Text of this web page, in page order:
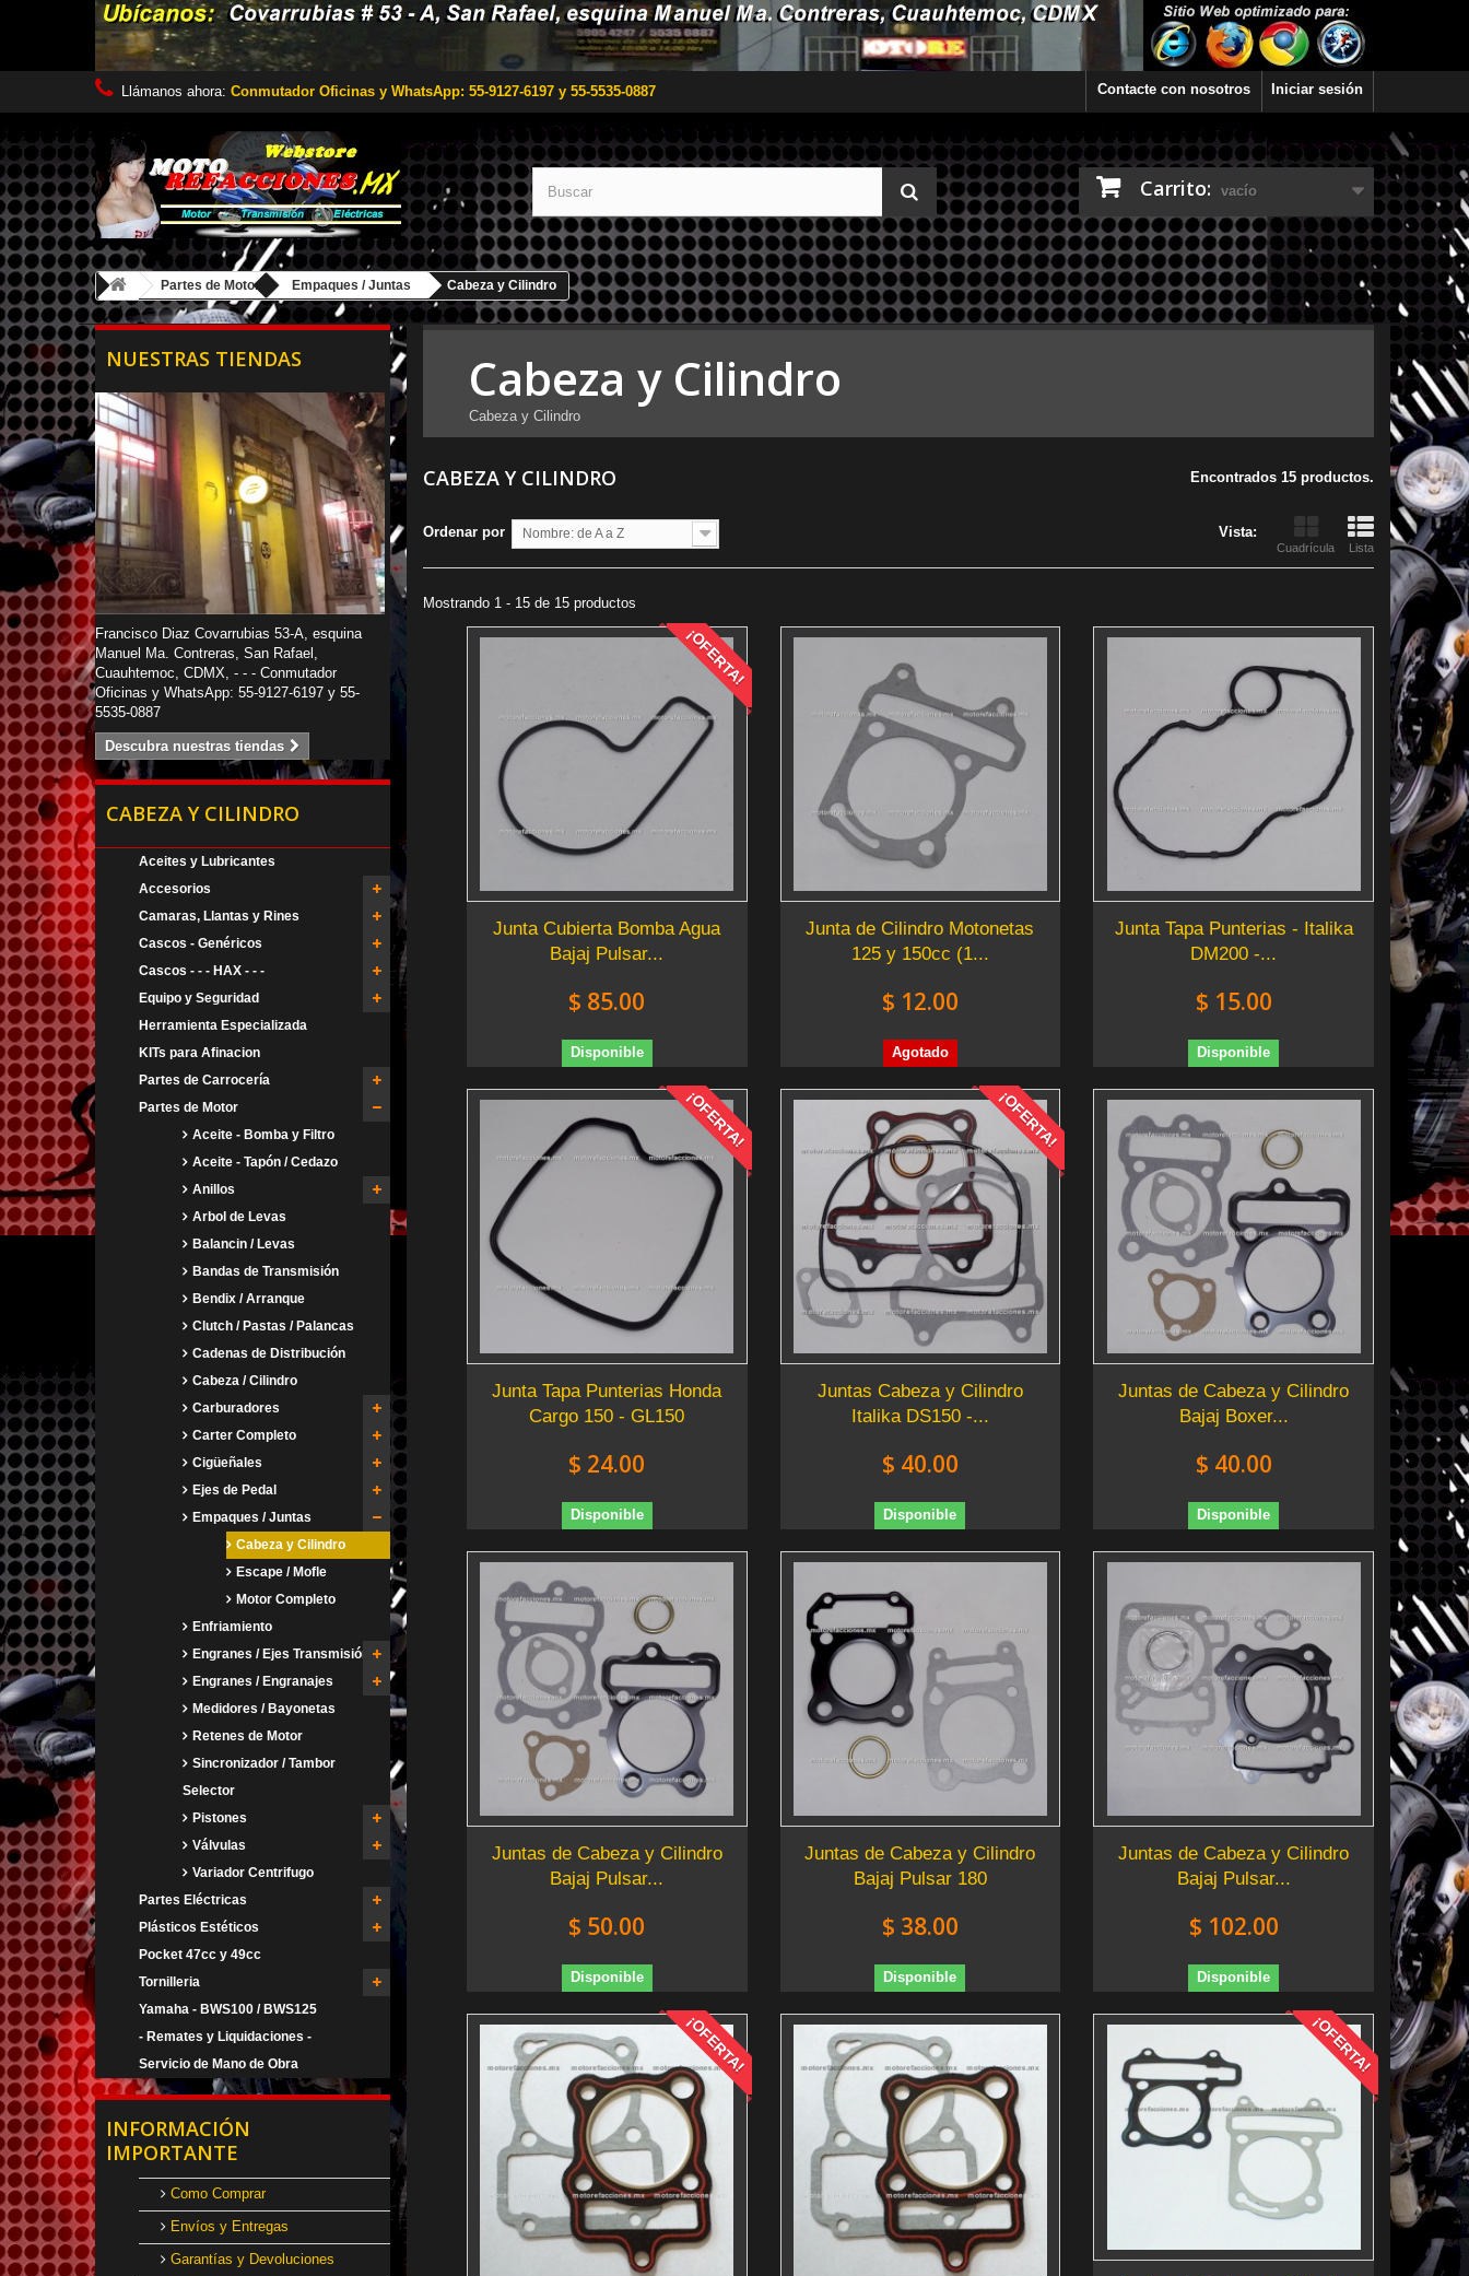
Iniciar sesión
Contacte con nosotros
Llámanos ahora: Conmutador Oficinas y WhatsApp: 55-9127-6197 y 55-5535-0887
Carrito: vacío
Partes de Motor Empaques / Juntas Cabeza y Cilindro
NUESTRAS TIENDAS
Francisco Diaz Covarrubias 53-A, esquina
Manuel Ma. Contreras, San Rafael,
Cuauhtemoc, CDMX, - - - Conmutador
Oficinas y WhatsApp: 55-9127-6197 y 55-
5535-0887
Descubra nuestras tiendas
CABEZA Y CILINDRO
Aceites y Lubricantes
Accesorios
Camaras, Llantas y Rines
Cascos - Genéricos
Cascos - - - HAX - - -
Equipo y Seguridad
Herramienta Especializada
KITs para Afinacion
Partes de Carrocería
Partes de Motor
Aceite - Bomba y Filtro
Aceite - Tapón / Cedazo
Anillos
Arbol de Levas
Balancin / Levas
Bandas de Transmisión
Bendix / Arranque
Clutch / Pastas / Palancas
Cadenas de Distribución
Cabeza / Cilindro
Carburadores
Carter Completo
Cigüeñales
Ejes de Pedal
Empaques / Juntas
Cabeza y Cilindro
Escape / Mofle
Motor Completo
Enfriamiento
Engranes / Ejes Transmisión
Engranes / Engranajes
Medidores / Bayonetas
Retenes de Motor
Sincronizador / Tambor
Selector
Pistones
Válvulas
Variador Centrifugo
Partes Eléctricas
Plásticos Estéticos
Pocket 47cc y 49cc
Tornilleria
Yamaha - BWS100 / BWS125
- Remates y Liquidaciones -
Servicio de Mano de Obra
INFORMACIÓN
IMPORTANTE
Como Comprar
Envíos y Entregas
Garantías y Devoluciones
Cabeza y Cilindro
Cabeza y Cilindro
CABEZA Y CILINDRO Encontrados 15 productos.
Vista:
Cuadrícula Lista
Ordenar por Nombre: de A a Z
Mostrando 1 - 15 de 15 productos
¡OFERTA!
Junta Cubierta Bomba Agua
Bajaj Pulsar...
$ 85.00
Disponible
Junta de Cilindro Motonetas
125 y 150cc (1...
$ 12.00
Agotado
Junta Tapa Punterias - Italika
DM200 -...
$ 15.00
Disponible
¡OFERTA!
Junta Tapa Punterias Honda
Cargo 150 - GL150
$ 24.00
Disponible
¡OFERTA!
Juntas Cabeza y Cilindro
Italika DS150 -...
$ 40.00
Disponible
Juntas de Cabeza y Cilindro
Bajaj Boxer...
$ 40.00
Disponible
Juntas de Cabeza y Cilindro
Bajaj Pulsar...
$ 50.00
Disponible
Juntas de Cabeza y Cilindro
Bajaj Pulsar 180
$ 38.00
Disponible
Juntas de Cabeza y Cilindro
Bajaj Pulsar...
$ 102.00
Disponible
¡OFERTA! ¡OFERTA!